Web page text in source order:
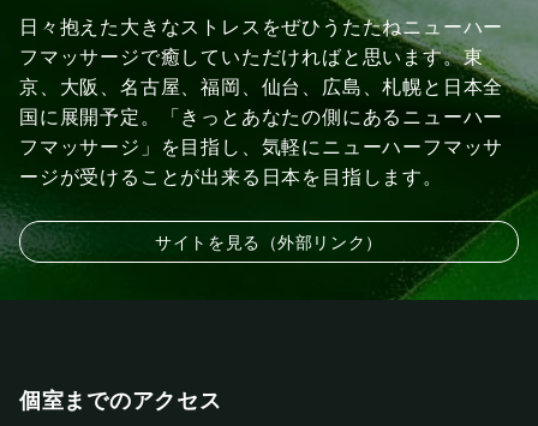
日々抱えた大きなストレスをぜひうたたねニューハー
フマッサージで癒していただければと思います。東
京、大阪、名古屋、福岡、仙台、広島、札幌と日本全
国に展開予定。「きっとあなたの側にあるニューハー
フマッサージ」を目指し、気軽にニューハーフマッサ
ージが受けることが出来る日本を目指します。
サイトを見る（外部リンク）
個室までのアクセス